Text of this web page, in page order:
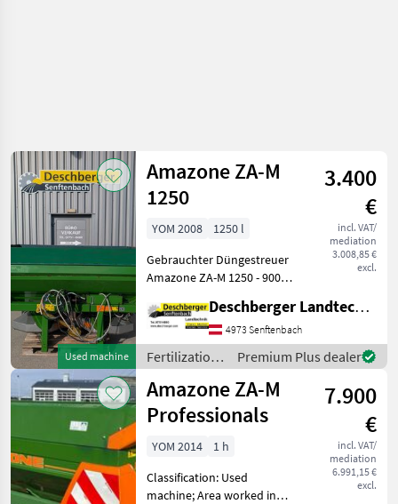
Used machine
Amazone ZA-M
1250
3.400
€
incl. VAT/
mediation
3.008,85 €
excl.
YOM 2008
1250 l
Gebrauchter Düngestreuer
Amazone ZA-M 1250 - 900
autom. elektr.
Mengenregulierung -
Beleuchtung - Limiter -
Gelenkwelle Spreader-ty
Deschberger Landtechnik GmbH
4973 Senftenbach
Fertilization
and
irrigation
equipment /
Amazone
Premium Plus dealer
Amazone ZA-M
Professionals
7.900
€
incl. VAT/
mediation
6.991,15 €
excl.
YOM 2014
1 h
Classification: Used
machine; Area worked in